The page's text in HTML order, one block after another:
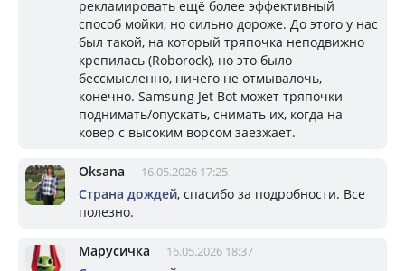
рекламировать ещё более эффективный
способ мойки, но сильно дороже. До этого у нас
был такой, на который тряпочка неподвижно
крепилась (Roborock), но это было
бессмысленно, ничего не отмывалочь,
конечно. Samsung Jet Bot может тряпочки
поднимать/опускать, снимать их, когда на
ковер с высоким ворсом заезжает.
Oksana 16.05.2026 17:25
Страна дождей, спасибо за подробности. Все
полезно.
Марусичка 16.05.2026 18:37